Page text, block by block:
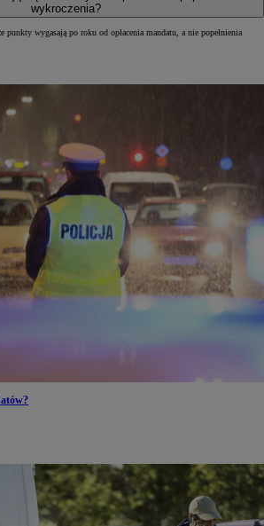
wykroczenia?
punkty wygasają po roku od opłacenia mandatu, a nie popełnienia